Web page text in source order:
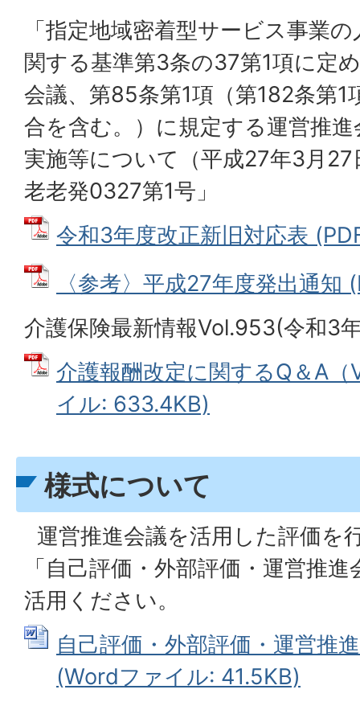
「指定地域密着型サービス事業
関する基準第3条の37第1項に定
会議、第85条第1項（第182条第
合を含む。）に規定する運営推
実施等について（平成27年3月
老老発0327第1号」
令和3年度改正新旧対応表
〈参考〉平成27年度発出通知
介護保険最新情報Vol.953(令和3
介護報酬改定に関するQ＆A
イル: 633.4KB)
様式について
運営推進会議を活用した評価を
「自己評価・外部評価・運営推
活用ください。
自己評価・外部評価・運営推
(Wordファイル: 41.5KB)